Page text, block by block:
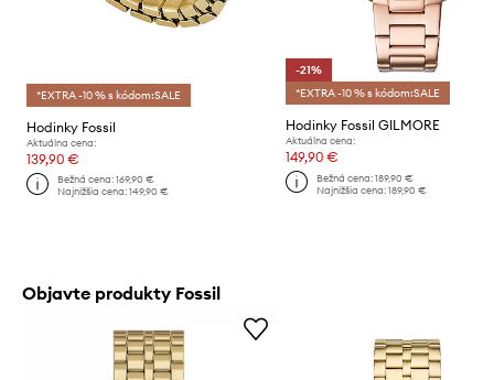
*EXTRA -10 % s kódom:SALE
Hodinky Fossil
Aktuálna cena:
139,90 €
Bežná cena:169,90 €
Najnižšia cena:149,90 €
-21%
*EXTRA -10 % s kódom:SALE
Hodinky Fossil GILMORE
Aktuálna cena:
149,90 €
Bežná cena: 189,90 €
Najnižšia cena: 189,90 €
Objavte produkty Fossil